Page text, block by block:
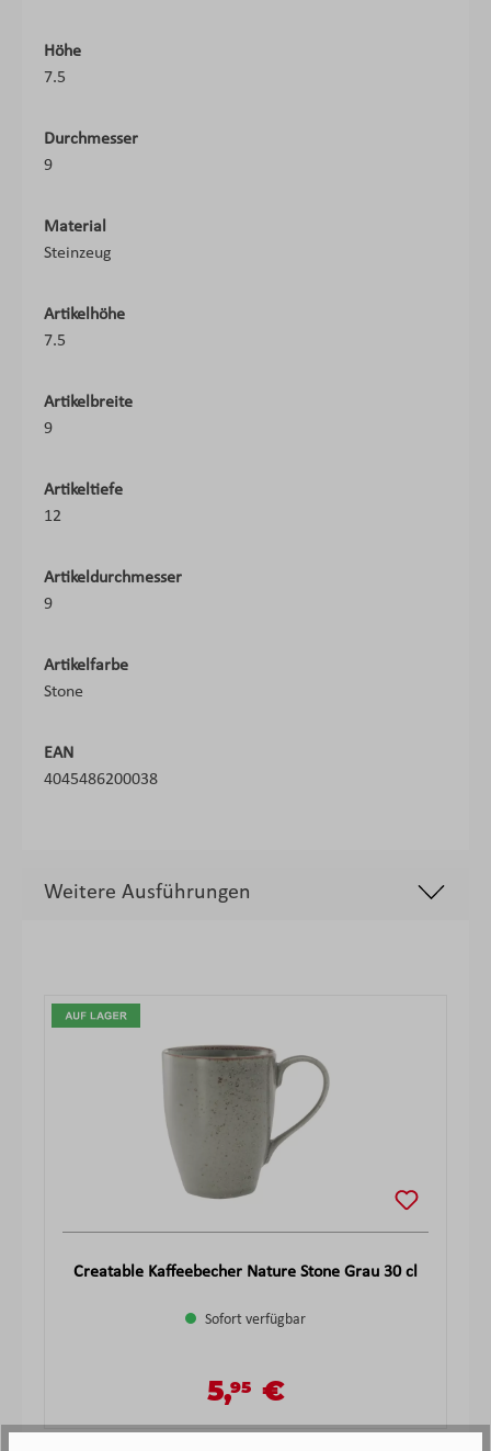
Höhe
7.5
Durchmesser
9
Material
Steinzeug
Artikelhöhe
7.5
Artikelbreite
9
Artikeltiefe
12
Artikeldurchmesser
9
Artikelfarbe
Stone
EAN
4045486200038
Weitere Ausführungen
Creatable Kaffeebecher Nature Stone Grau 30 cl
Sofort verfügbar
Regulärer Preis:
Verkaufspreis:
5,95 €